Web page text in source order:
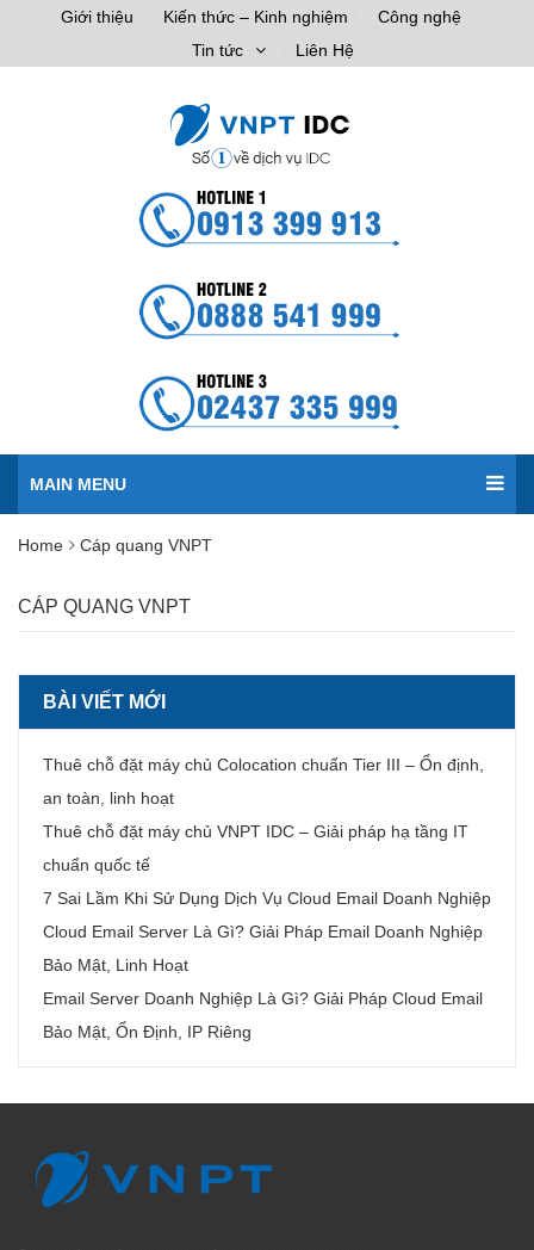
Giới thiệu Kiến thức – Kinh nghiệm
Công nghệ
Tin tức
Liên Hệ
MAIN MENU
Home Cáp quang VNPT
CÁP QUANG VNPT
BÀI VIẾT MỚI
Thuê chỗ đặt máy chủ Colocation chuẩn Tier III – Ổn định,
an toàn, linh hoạt
Thuê chỗ đặt máy chủ VNPT IDC – Giải pháp hạ tầng IT
chuẩn quốc tế
7 Sai Lầm Khi Sử Dụng Dịch Vụ Cloud Email Doanh Nghiệp
Cloud Email Server Là Gì? Giải Pháp Email Doanh Nghiệp
Bảo Mật, Linh Hoạt
Email Server Doanh Nghiệp Là Gì? Giải Pháp Cloud Email
Bảo Mật, Ổn Định, IP Riêng